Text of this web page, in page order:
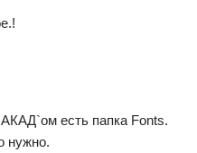
есть папка Fonts.
нужно.